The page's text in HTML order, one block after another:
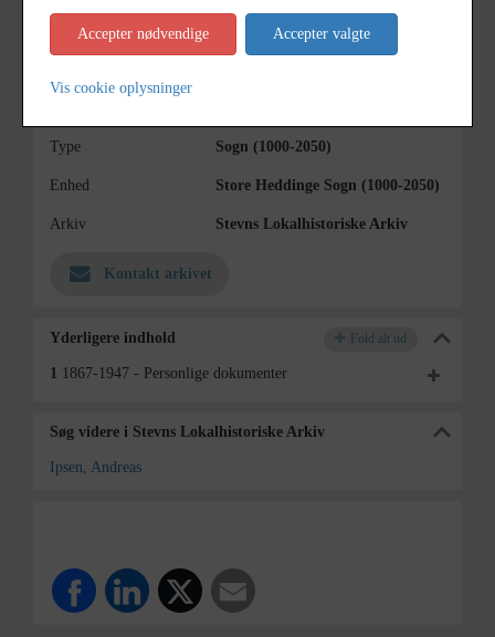
Død/nedlagt
Type Sogn (1000-2050)
Enhed Store Heddinge Sogn (1000-2050)
Arkiv Stevns Lokalhistoriske Arkiv
Kontakt arkivet
Yderligere indhold Fold alt ud
1 1867-1947 - Personlige dokumenter
Søg videre i Stevns Lokalhistoriske Arkiv
Ipsen, Andreas
Accepter nødvendige Accepter valgte
Vis cookie oplysninger